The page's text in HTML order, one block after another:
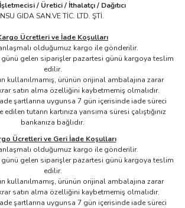
/ Üretici / İthalatçı / Dağıtıcı
GIDA SAN.VE TİC. LTD. ŞTİ.
Ücretleri ve İade Koşulları
olduğumuz kargo ile gönderilir.​
günü gelen siparişler pazartesi günü kargoya teslim
edilir.
kullanılmamış, ürünün orijinal ambalajına zarar
satın alma özelliğini kaybetmemiş olmalıdır.
şartlarına uygunsa 7 gün içerisinde iade süreci
tutarın kartınıza yansıma süresi çalıştığınız
bankanıza bağlıdır.
Ücretleri ve Geri İade Koşulları
olduğumuz kargo ile gönderilir.
günü gelen siparişler pazartesi günü kargoya teslim
edilir.
kullanılmamış, ürünün orijinal ambalajına zarar
satın alma özelliğini kaybetmemiş olmalıdır.
şartlarına uygunsa 7 gün içerisinde iade süreci